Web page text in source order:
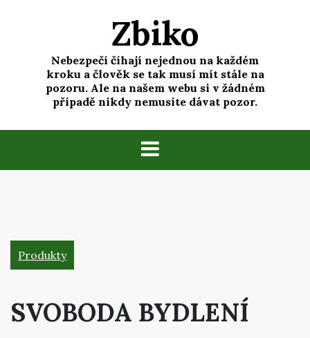
Zbiko
Nebezpečí číhají nejednou na každém
kroku a člověk se tak musí mít stále na
pozoru. Ale na našem webu si v žádném
případě nikdy nemusíte dávat pozor.
Produkty
SVOBODA BYDLENÍ